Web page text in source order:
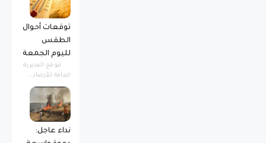
توقعات أحوال
الطقس
لليوم الجمعة
تتوقع المديرية
العامة للأرصاد...
نداء عاجل: